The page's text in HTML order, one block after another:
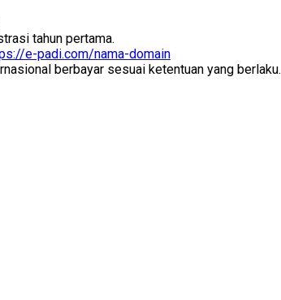
tahun pertama.
e-padi.com/nama-domain
berbayar sesuai ketentuan yang berlaku.